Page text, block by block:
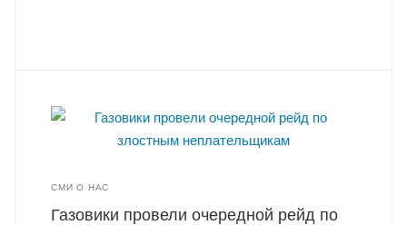
СМИ О НАС
Газовики провели очередной рейд по